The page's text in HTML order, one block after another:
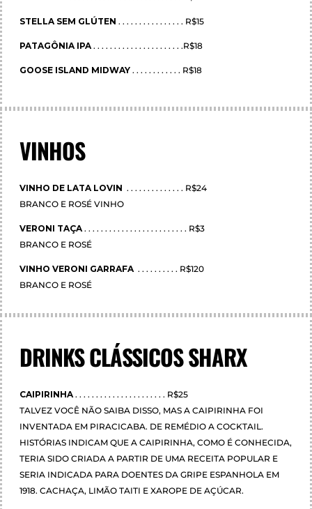
STELLA SEM GLÚTEN . . . . . . . . . . . . . . . . R$15
PATAGÔNIA IPA. . . . . . . . . . . . . . . . . . . . . .R$18
GOOSE ISLAND MIDWAY . . . . . . . . . . . . R$18
VINHOS
VINHO DE LATA LOVIN . . . . . . . . . . . . . . R$24
BRANCO E ROSÉ VINHO
VERONI TAÇA. . . . . . . . . . . . . . . . . . . . . . . . . R$3
BRANCO E ROSÉ
VINHO VERONI GARRAFA . . . . . . . . . . R$120
BRANCO E ROSÉ
DRINKS CLÁSSICOS SHARX
CAIPIRINHA. . . . . . . . . . . . . . . . . . . . . . R$25
TALVEZ VOCÊ NÃO SAIBA DISSO, MAS A CAIPIRINHA FOI
INVENTADA EM PIRACICABA. DE REMÉDIO A COCKTAIL.
HISTÓRIAS INDICAM QUE A CAIPIRINHA, COMO É CONHECIDA,
TERIA SIDO CRIADA A PARTIR DE UMA RECEITA POPULAR E
SERIA INDICADA PARA DOENTES DA GRIPE ESPANHOLA EM
1918. CACHAÇA, LIMÃO TAITI E XAROPE DE AÇÚCAR.